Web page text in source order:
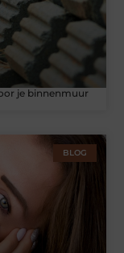
je binnenmuur
BLOG